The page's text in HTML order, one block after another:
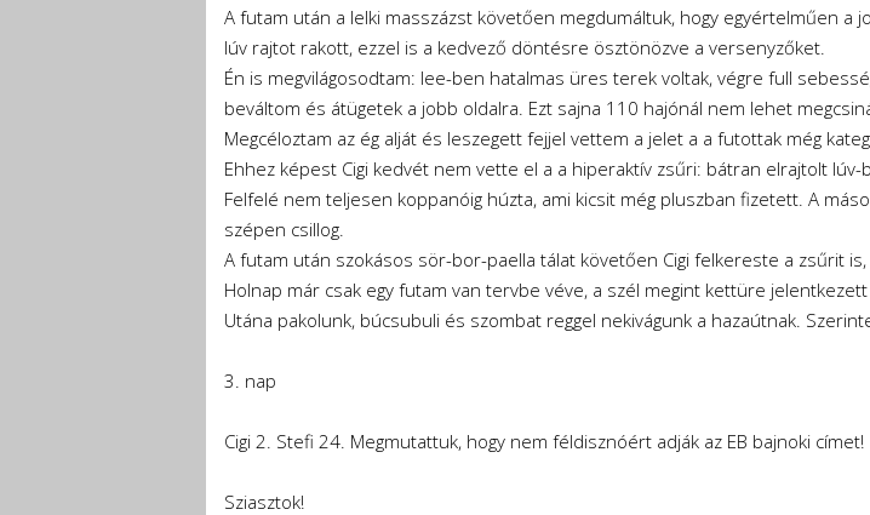
A futam után a lelki masszázst követően megdumáltuk, hogy egyértelműen a
lúv rajtot rakott, ezzel is a kedvező döntésre ösztönözve a versenyzőket.
Én is megvilágosodtam: lee-ben hatalmas üres terek voltak, végre full
beváltom és átügetek a jobb oldalra. Ezt sajna 110 hajónál nem lehet
Megcéloztam az ég alját és leszegett fejjel vettem a jelet a a futottak még
Ehhez képest Cigi kedvét nem vette el a a hiperaktív zsűri: bátran elrajtolt lúv-
Felfelé nem teljesen koppanóig húzta, ami kicsit még pluszban fizetett. A
szépen csillog.
A futam után szokásos sör-bor-paella tálat követően Cigi felkereste a zsűrit
Holnap már csak egy futam van tervbe véve, a szél megint kettüre
Utána pakolunk, búcsubuli és szombat reggel nekivágunk a hazaútnak.
3. nap
Cigi 2. Stefi 24. Megmutattuk, hogy nem féldisznóért adják az EB bajnoki címet!
Sziasztok!